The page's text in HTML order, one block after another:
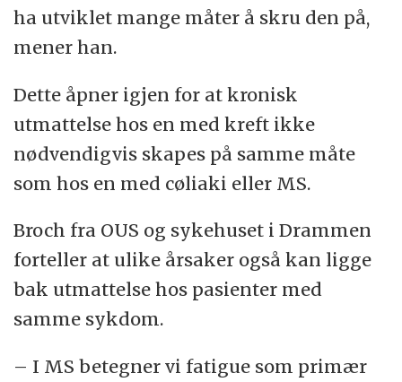
ha utviklet mange måter å skru den på,
mener han.
Dette åpner igjen for at kronisk
utmattelse hos en med kreft ikke
nødvendigvis skapes på samme måte
som hos en med cøliaki eller MS.
Broch fra OUS og sykehuset i Drammen
forteller at ulike årsaker også kan ligge
bak utmattelse hos pasienter med
samme sykdom.
– I MS betegner vi fatigue som primær